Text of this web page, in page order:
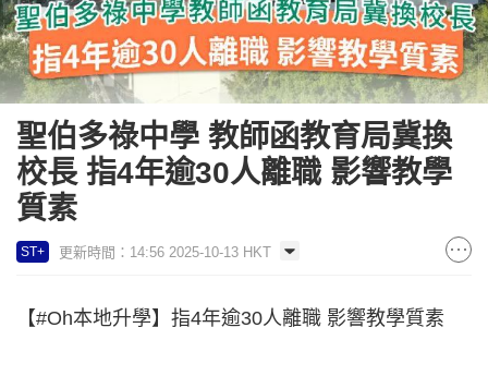
聖伯多祿中學 教師函教育局冀換
校長 指4年逾30人離職 影響教學
質素
ST+ 更新時間：14:56 2025-10-13 HKT
【#Oh本地升學】指4年逾30人離職 影響教學質素